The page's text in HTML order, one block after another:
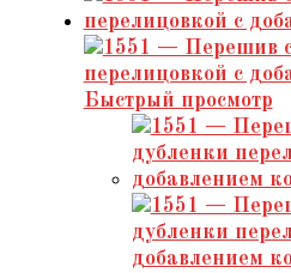
Быстрый просмотр